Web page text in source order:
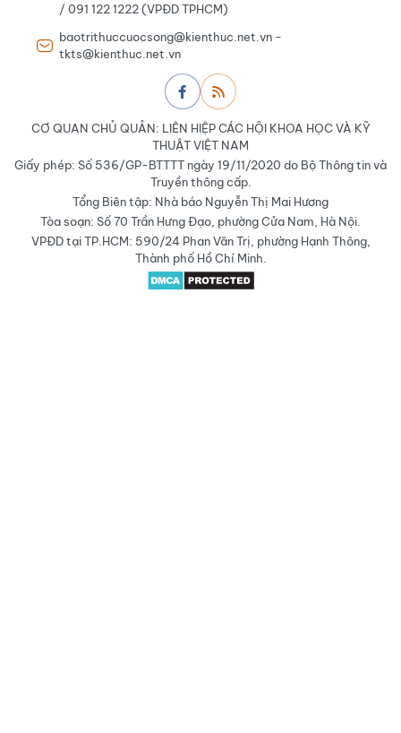
/ 091 122 1222 (VPĐD TPHCM)
baotrithuccuocsong@kienthuc.net.vn -
tkts@kienthuc.net.vn
CƠ QUAN CHỦ QUẢN: LIÊN HIỆP CÁC HỘI KHOA HỌC VÀ KỸ
THUẬT VIỆT NAM
Giấy phép: Số 536/GP-BTTTT ngày 19/11/2020 do Bộ Thông tin và
Truyền thông cấp.
Tổng Biên tập: Nhà báo Nguyễn Thị Mai Hương
Tòa soạn: Số 70 Trần Hưng Đạo, phường Cửa Nam, Hà Nội.
VPĐD tại TP.HCM: 590/24 Phan Văn Trị, phường Hạnh Thông,
Thành phố Hồ Chí Minh.